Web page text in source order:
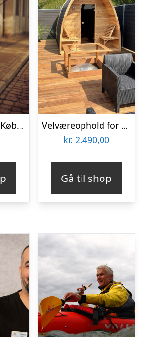
Det hjemsøgte København med Ghosttour
Velværeophold for 2 på Hvalpsund Færgekro
kr. 2.490,00
Gå til shop